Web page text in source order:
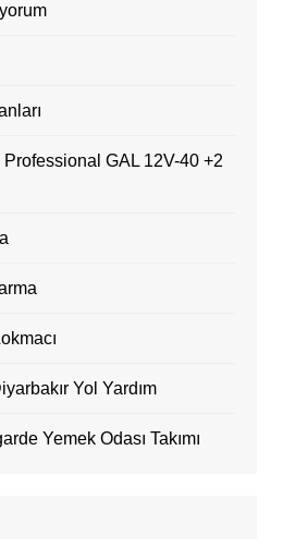
GAL 12V-40 +2
Yol Yardım
Yemek Odası Takımı